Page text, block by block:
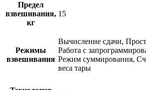
Предел
взвешивания,
кг
15
Режимы
взвешивания
Вычисление сдачи,
Работа с
Режим суммирования,
веса тары